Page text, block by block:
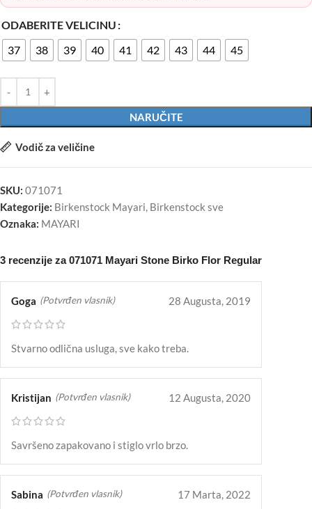
ODABERITE VELICINU
37
38 39 40 41 42 43 44 45
NARUČITE
Vodič za veličine
SKU: 071071
Kategorije: Birkenstock Mayari, Birkenstock sve
Oznaka: MAYARI
3 recenzije za071071 Mayari Stone Birko Flor Regular
Goga (Potvrđen vlasnik) 28 Augusta, 2019
Stvarno odlična usluga, sve kako treba.
Kristijan (Potvrđen vlasnik) 12 Augusta, 2020
Savršeno zapakovano i stiglo vrlo brzo.
Sabina (Potvrđen vlasnik) 17 Marta, 2022